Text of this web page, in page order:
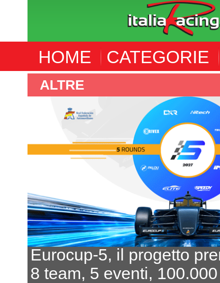
HOME CATEGORIE
F4 SPANISH
In 7 per un posto al sole
L'equilibrio che persiste